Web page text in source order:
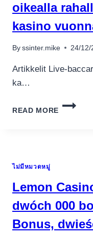
oikealla
kasino
By ssinter.mike 24/12/
Artikkelit Live-
ka…
READ MORE
10
SUOMI
CASINOS
KASINO
VUONNA
ไม่มีหมวดหมู่
Lemon
dwóch 000
Bonus,